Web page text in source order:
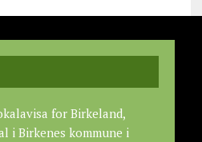
for Birkeland,
i Birkenes kommune i